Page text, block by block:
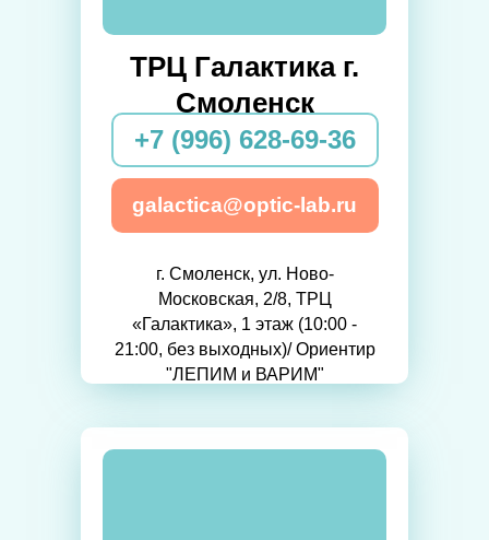
+7 (996) 628-69-36
galactica@optic-lab.ru
ТРЦ Галактика г.
Смоленск
г. Смоленск, ул. Ново-
Московская, 2/8, ТРЦ
«Галактика», 1 этаж (10:00 -
21:00, без выходных)/ Ориентир
"ЛЕПИМ и ВАРИМ"